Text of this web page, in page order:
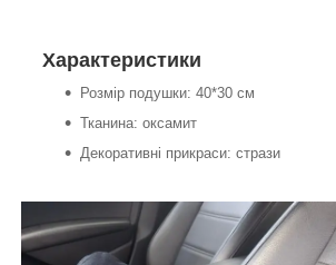
Характеристики
Розмір подушки: 40*30 см
Тканина: оксамит
Декоративні прикраси: стрази